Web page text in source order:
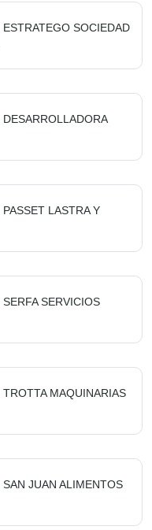
ESTRATEGO SOCIEDAD
DESARROLLADORA
PASSET LASTRA Y
SERFA SERVICIOS
TROTTA MAQUINARIAS
SAN JUAN ALIMENTOS